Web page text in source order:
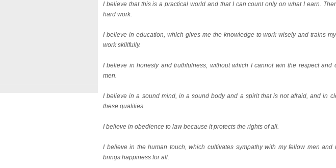
I believe that this is a practical world and that I can count only on what I earn.
hard work.
I believe in education, which gives me the knowledge to work wisely and trains
work skillfully.
I believe in honesty and truthfulness, without which I cannot win the respect and
men.
I believe in a sound mind, in a sound body and a spirit that is not afraid, and in
these qualities.
I believe in obedience to law because it protects the rights of all.
I believe in the human touch, which cultivates sympathy with my fellow men and
brings happiness for all.